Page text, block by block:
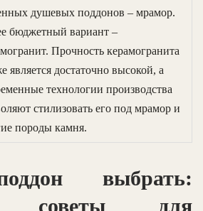
душевых поддонов – мрамор.
бюджетный вариант –
Прочность керамогранита
является достаточно высокой, а
технологии производства
стилизовать его под мрамор и
породы камня.
выбрать:
советы для